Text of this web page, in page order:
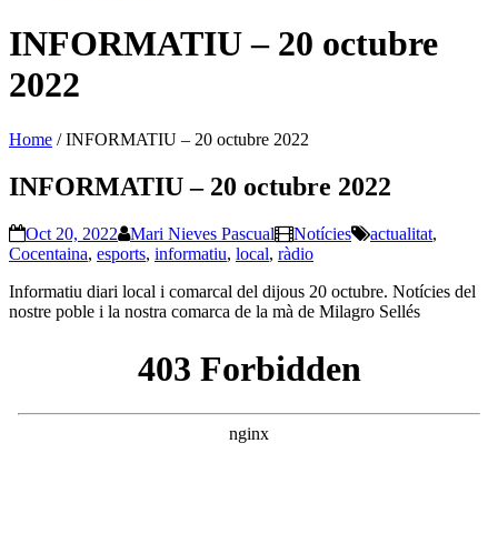
INFORMATIU – 20 octubre
2022
Home /INFORMATIU – 20 octubre 2022
INFORMATIU – 20 octubre 2022
Oct 20, 2022 Mari Nieves Pascual Notícies actualitat,
Cocentaina, esports, informatiu, local, ràdio
Informatiu diari local i comarcal del dijous 20 octubre. Notícies del
nostre poble i la nostra comarca de la mà de Milagro Sellés